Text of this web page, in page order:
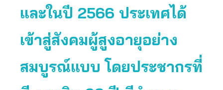
และในปี 2566 ประเทศได้
เข้าสู่สังคมผู้สูงอายุอย่าง
สมบูรณ์แบบ โดยประชากรที่